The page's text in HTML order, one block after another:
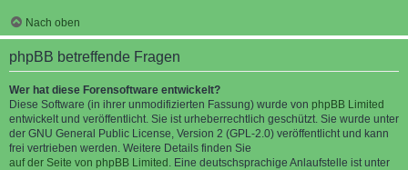
Nach oben
phpBB betreffende Fragen
Wer hat diese Forensoftware entwickelt?
Diese Software (in ihrer unmodifizierten Fassung) wurde von phpBB Limited
entwickelt und veröffentlicht. Sie ist urheberrechtlich geschützt. Sie wurde unter
der GNU General Public License, Version 2 (GPL-2.0) veröffentlicht und kann
frei vertrieben werden. Weitere Details finden Sie
auf der Seite von phpBB Limited . Eine deutschsprachige Anlaufstelle ist unter